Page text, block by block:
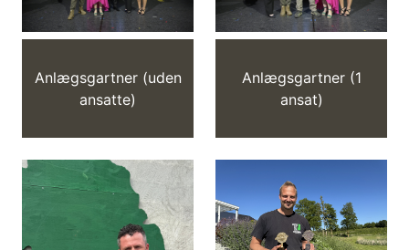
Anlægsgartner (uden
ansatte)
Anlægsgartner (1
ansat)